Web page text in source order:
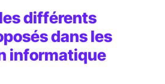
différents
dans les
informatique